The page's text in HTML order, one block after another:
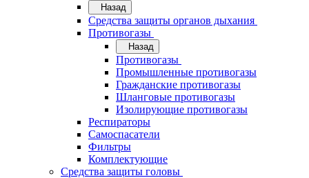
Назад
Средства защиты органов дыхания
Противогазы
Назад
Противогазы
Промышленные противогазы
Гражданские противогазы
Шланговые противогазы
Изолирующие противогазы
Респираторы
Самоспасатели
Фильтры
Комплектующие
Средства защиты головы